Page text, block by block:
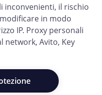
inconvenienti, il rischio
in modo
IP. Proxy personali
network, Avito, Key